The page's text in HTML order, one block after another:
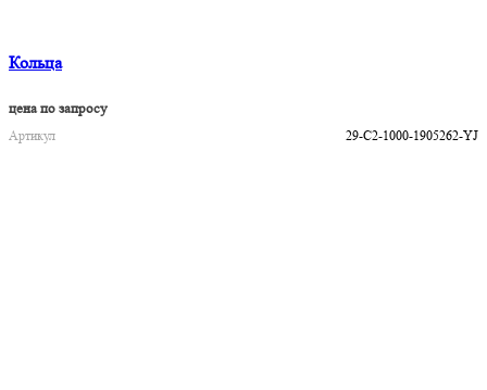
Кольца
цена по запросу
Артикул
29-C2-1000-1905262-YJ